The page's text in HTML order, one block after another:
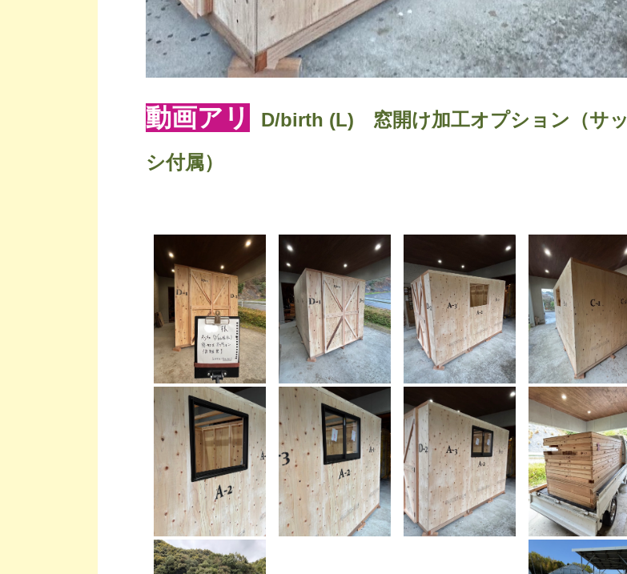
動画アリ
D/birth (L) 窓開け加工オプション（サッ
シ付属）